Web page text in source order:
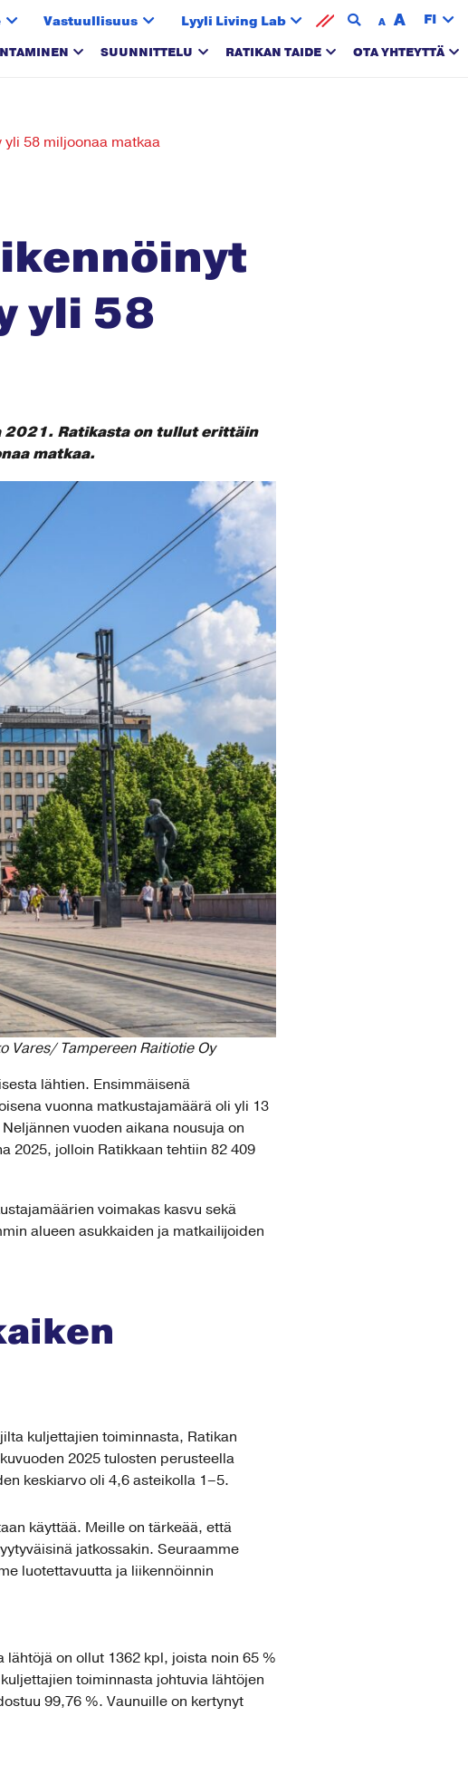
Vastuullisuus Lyyli Living Lab A A FI
SUUNNITTELU RATIKAN TAIDE OTA YHTEYTTÄ
58 miljoonaa matkaa
yli 58
2021. Ratikasta on tullut erittäin
matkaa.
Vares/ Tampereen Raitiotie Oy
lähtien. Ensimmäisenä
vuonna matkustajamäärä oli yli 13
vuoden aikana nousuja on
2025, jolloin Ratikkaan tehtiin 82 409
voimakas kasvu sekä
alueen asukkaiden ja matkailijoiden
kuljettajien toiminnasta, Ratikan
2025 tulosten perusteella
keskiarvo oli 4,6 asteikolla 1–5.
käyttää. Meille on tärkeää, että
jatkossakin. Seuraamme
luotettavuutta ja liikennöinnin
on ollut 1362 kpl, joista noin 65 %
toiminnasta johtuvia lähtöjen
99,76 %. Vaunuille on kertynyt